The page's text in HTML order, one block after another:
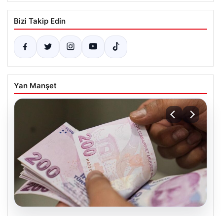
Bizi Takip Edin
Yan Manşet